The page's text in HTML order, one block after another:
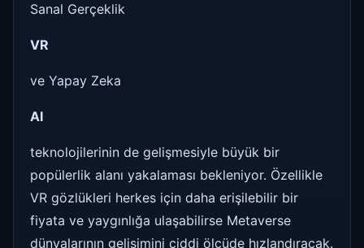
Sanal Gerçeklik
VR
ve Yapay Zeka
AI
teknolojilerinin de gelişmesiyle büyük bir
popülerlik alanı yakalaması bekleniyor. Özellikle
VR gözlükleri herkes için daha erişilebilir bir
fiyata ve yaygınlığa ulaşabilirse Metaverse
dünyalarının gelişimini ciddi ölçüde hızlandıracak.